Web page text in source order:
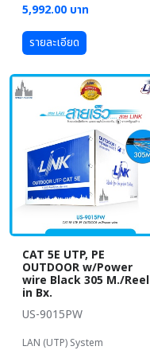
5,992.00 บาท
รายละเอียด
CAT 5E UTP, PE
OUTDOOR w/Power
wire Black 305 M./Reel
in Bx.
US-9015PW
LAN (UTP) System